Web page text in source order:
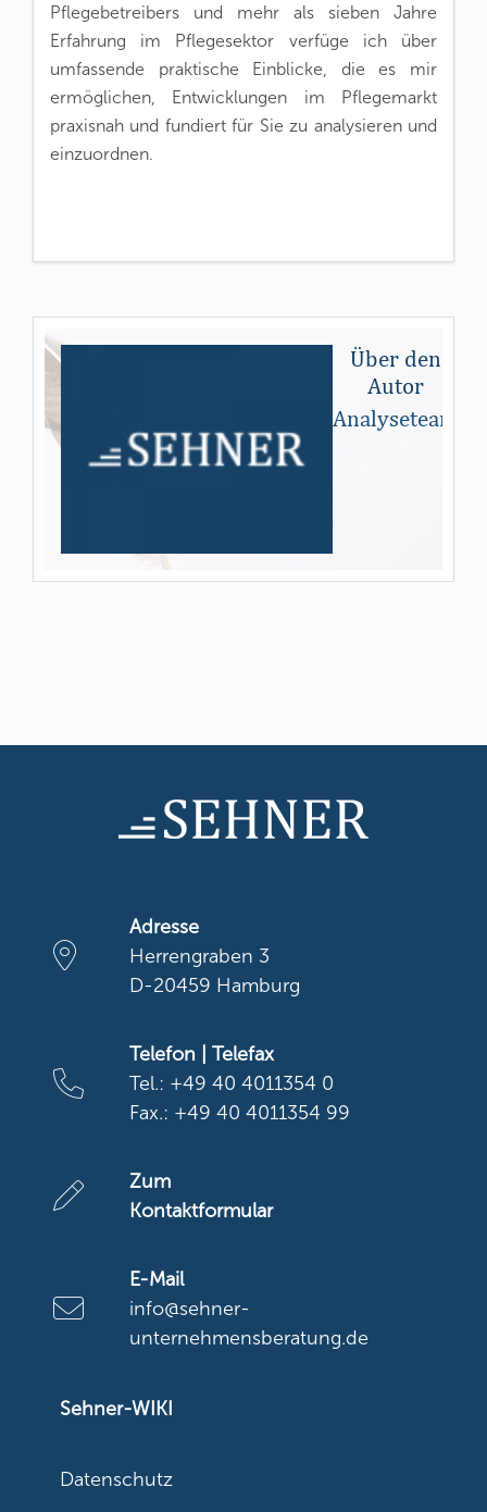
Pflegebetreibers und mehr als sieben Jahre
Erfahrung im Pflegesektor verfüge ich über
umfassende praktische Einblicke, die es mir
ermöglichen, Entwicklungen im Pflegemarkt
praxisnah und fundiert für Sie zu analysieren und
einzuordnen.
Über den
Autor
Analyseteam
Adresse
Herrengraben 3
D-20459 Hamburg
Telefon | Telefax
Tel.: +49 40 4011354 0
Fax.: +49 40 4011354 99
Zum
Kontaktformular
E-Mail
info@sehner-
unternehmensberatung.de
Sehner-WIKI
Datenschutz